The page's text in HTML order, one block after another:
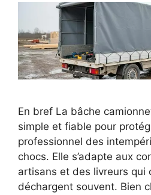
En bref La bâche
simple et fiable pour
professionnel des
chocs. Elle s’adapte aux
artisans et des livreurs qui
déchargent souvent. Bien